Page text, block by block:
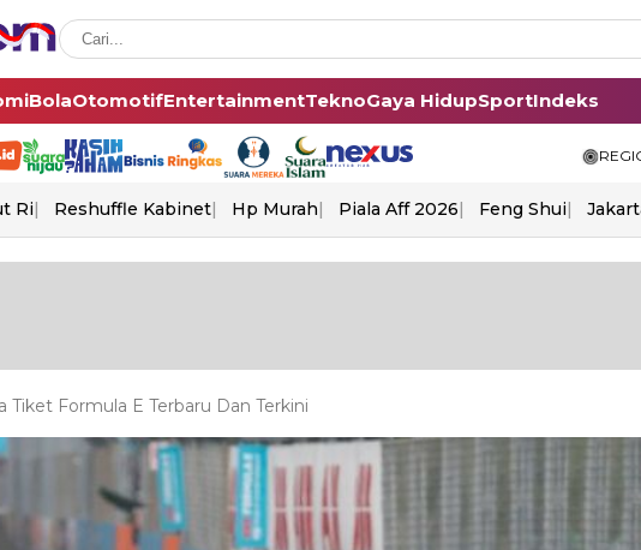
BolaOtomotifEntertainmentTeknoGaya HidupSportIndeks
Ri Reshuffle Kabinet Hp Murah Piala Aff 2026 Feng Shui
Tiket Formula E Terbaru Dan Terkini